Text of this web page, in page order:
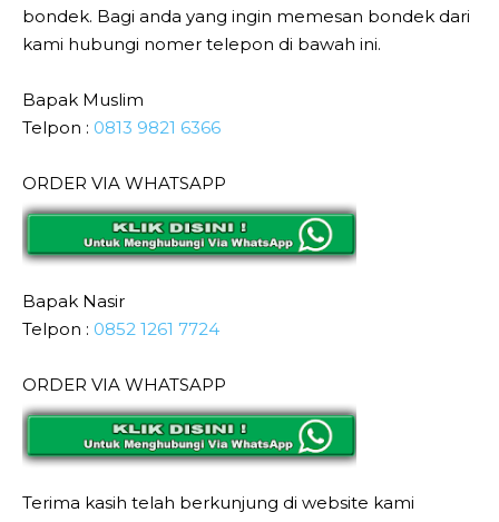
bondek. Bagi anda yang ingin memesan bondek dari
kami hubungi nomer telepon di bawah ini.
Bapak Muslim
Telpon : 0813 9821 6366
ORDER VIA WHATSAPP
Bapak Nasir
Telpon : 0852 1261 7724
ORDER VIA WHATSAPP
Terima kasih telah berkunjung di website kami